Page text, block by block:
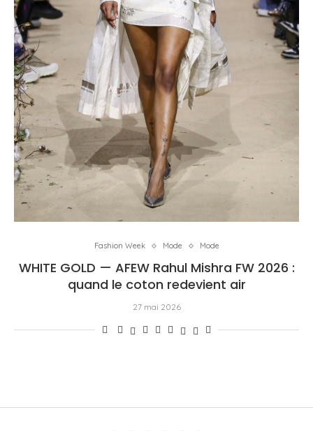
Fashion Week Mode Mode
WHITE GOLD — AFEW Rahul Mishra FW 2026 :
quand le coton redevient air
27 mai 2026